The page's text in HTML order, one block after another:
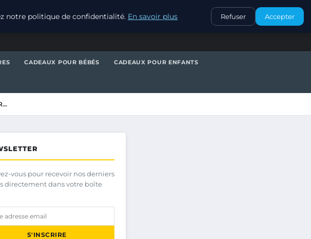
CONTACT
CADEAUX POUR BÉBÉS CADEAUX POUR ENFANTS
vous pour recevoir nos derniers
directement dans votre boîte
S'INSCRIRE
notre politique de confidentialité. En savoir plus Refuser Accepter